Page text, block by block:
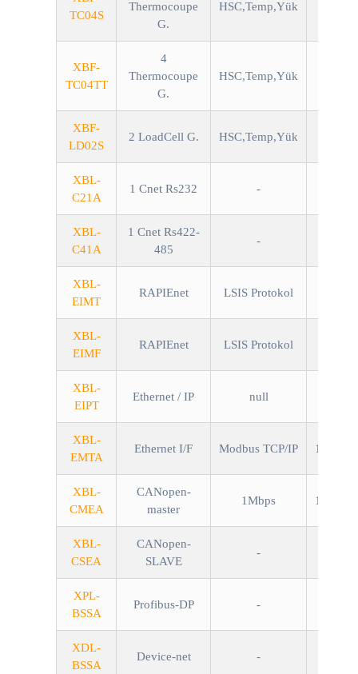
TC04S
Thermocoupe
G.
HSC,Temp,Yük
XBF-
TC04TT
4
Thermocoupe
G.
HSC,Temp,Yük
XBF-
LD02S
2 LoadCell G. HSC,Temp,Yük
XBL-
C21A
1 Cnet Rs232 -
XBL-
C41A
1 Cnet Rs422-
485
-
XBL-
EIMT
RAPIEnet LSIS Protokol
XBL-
EIMF
RAPIEnet LSIS Protokol
XBL-
EIPT
Ethernet / IP null
XBL-
EMTA
Ethernet I/F Modbus TCP/IP 10/
XBL-
CMEA
CANopen-
master
1Mbps 10/
XBL-
CSEA
CANopen-
SLAVE
-
XPL-
BSSA
Profibus-DP -
XDL-
BSSA
Device-net -